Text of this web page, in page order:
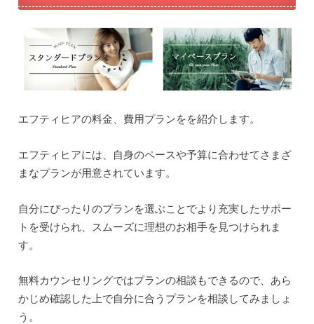
エフティヒアの料金、費用プランをを紹介します。
エフティヒアには、自身のペースや予算に合わせてさまざ
まなプランが用意されています。
自分にぴったりのプランを選ぶことでより充実したサポー
トを受けられ、スムーズに理想のお相手を見つけられま
す。
無料カウンセリングではプランの相談もできるので、あら
かじめ確認した上で自分に合うプランを相談してみましょ
う。